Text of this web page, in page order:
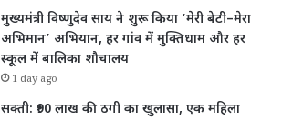
मुख्यमंत्री विष्णुदेव साय ने शुरू किया ‘मेरी बेटी–मेरा
अभिमान’ अभियान, हर गांव में मुक्तिधाम और हर
स्कूल में बालिका शौचालय
1 day ago
सक्ती: ₹90 लाख की ठगी का खुलासा, एक महिला